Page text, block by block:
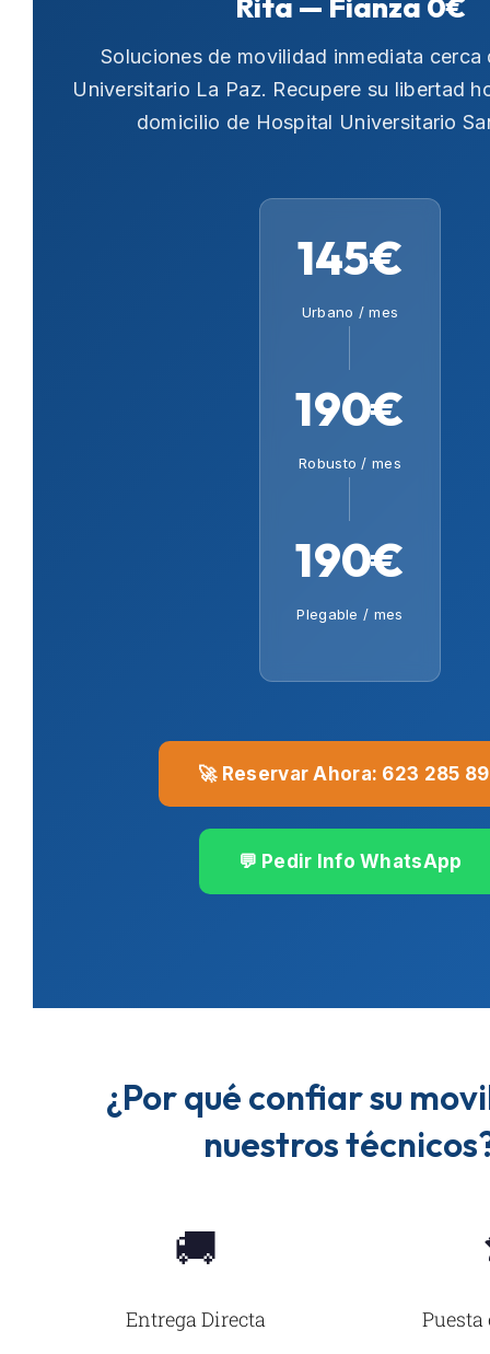
Rita — Fianza 0€
Soluciones de movilidad inmediata
Universitario La Paz. Recupere su libertad
domicilio de Hospital Universitario
145€
Urbano / mes
190€
Robusto / mes
190€
Plegable / mes
🚀 Reservar Ahora: 623 285
💬 Pedir Info WhatsApp
¿Por qué confiar su
nuestros
🚚
Entrega Directa